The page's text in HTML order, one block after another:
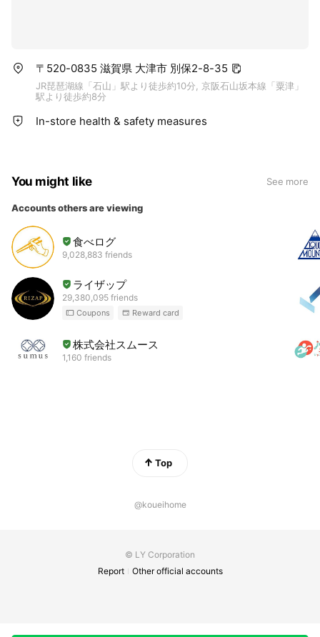
〒520-0835 滋賀県 大津市 別保2-8-35
JR琵琶湖線「石山」駅より徒歩約10分, 京阪石山坂本線「粟津」
駅より徒歩約8分
In-store health & safety measures
You might like See more
Accounts others are viewing
食べログ
9,028,883 friends
ライザップ
29,380,095 friends
Coupons Reward card
株式会社スムース
1,160 friends
Top
@koueihome
© LY Corporation
Report
Other official accounts